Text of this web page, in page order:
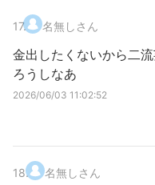
17. 名無しさん
金出したくないから二
ろうしなあ
2026/06/03 11:02:52
18. 名無しさん